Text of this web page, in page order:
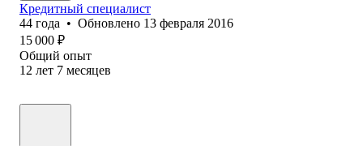
Кредитный специалист
44 года • Обновлено 13 февраля 2016
15 000 ₽
Общий опыт
12 лет 7 месяцев